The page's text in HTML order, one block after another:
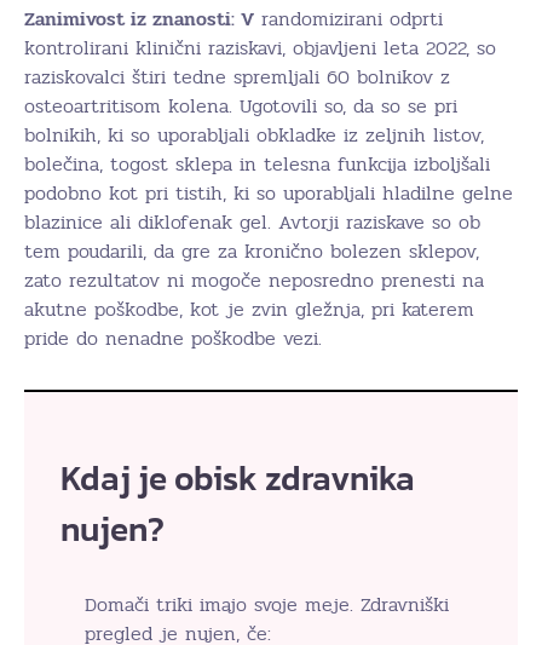
Zanimivost iz znanosti: V randomizirani odprti
kontrolirani klinični raziskavi, objavljeni leta 2022, so
raziskovalci štiri tedne spremljali 60 bolnikov z
osteoartritisom kolena. Ugotovili so, da so se pri
bolnikih, ki so uporabljali obkladke iz zeljnih listov,
bolečina, togost sklepa in telesna funkcija izboljšali
podobno kot pri tistih, ki so uporabljali hladilne gelne
blazinice ali diklofenak gel. Avtorji raziskave so ob
tem poudarili, da gre za kronično bolezen sklepov,
zato rezultatov ni mogoče neposredno prenesti na
akutne poškodbe, kot je zvin gležnja, pri katerem
pride do nenadne poškodbe vezi.
Kdaj je obisk zdravnika
nujen?
Domači triki imajo svoje meje. Zdravniški
pregled je nujen, če: